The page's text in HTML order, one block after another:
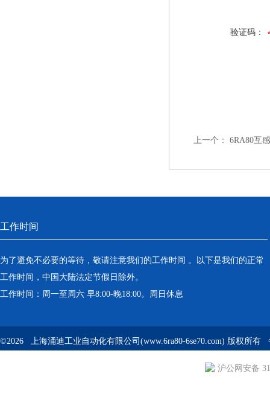
验证码：
上一个： 6RA80互
工作时间
为了避免不必要的等待，敬请注意我们的工作时间 。以下是我们的正常
工作时间，中国大陆法定节假日除外。
工作时间：周一至周六 早8:00-晚18:00。周日休息
©2026 上海涌迪工业自动化有限公司(www.6ra80-6se70.com) 版权所有
沪公网安备